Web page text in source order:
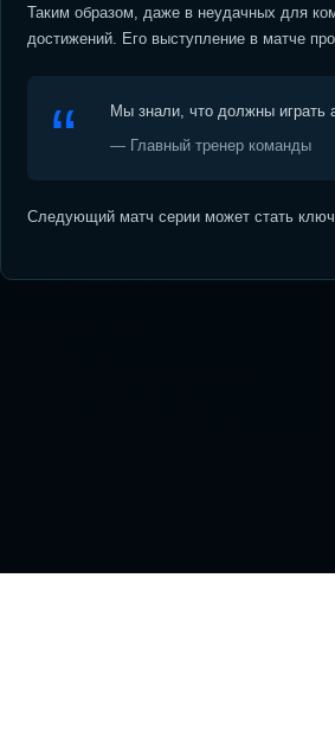
Таким образом, даже в неудачных для
достижений. Его выступление в матче
Мы знали, что должны играть
— Главный тренер команды
Следующий матч серии может стать